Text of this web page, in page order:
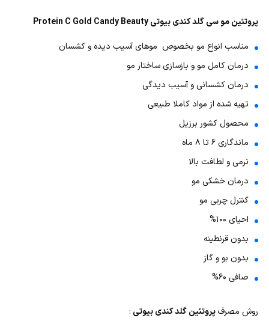
پروتئین مو سی گلد کندی بیوتی Protein C Gold Candy Beauty
مناسب انواع مو بخصوص موهای آسیب دیده و کشسان
درمان کامل مو و بازسازی ساختار مو
درمان کشسانی و آسیب دیدگی
تهیه شده از مواد کاملا طبیعی
محصول کشور برزیل
ماندگاری ۶ تا ۸ ماه
نرمی و لطافت بالا
درمان خشکی مو
کنترل چربی مو
احیای ۱۰۰%
بدون قرنطینه
بدون بو و گاز
صافی ۶۰%
روش مصرفپروتئین گلد کندی بیوتی :